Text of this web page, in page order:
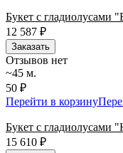
Букет с гладиолусами
12 587 ₽
Заказать
Отзывов нет
~45 м.
50 ₽
Перейти в корзину
Букет с гладиолусами
15 610 ₽